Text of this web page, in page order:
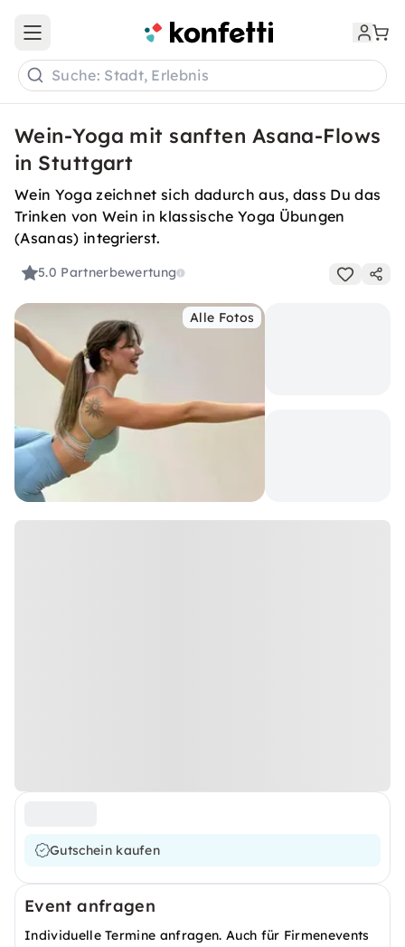
Open main menu
Suche: Stadt, Erlebnis
Wein-Yoga mit sanften Asana-Flows
in Stuttgart
Wein Yoga zeichnet sich dadurch aus, dass Du das
Trinken von Wein in klassische Yoga Übungen
(Asanas) integrierst.
5.0 Partnerbewertung
Alle Fotos
Gutschein kaufen
Event anfragen
Individuelle Termine anfragen. Auch für Firmenevents